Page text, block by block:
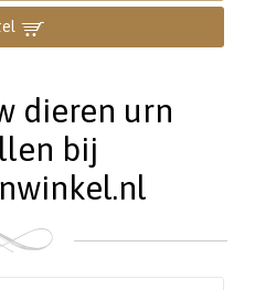
dieren urn
bij